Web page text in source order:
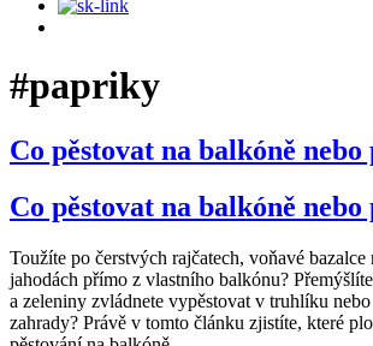
#papriky
Co pěstovat na balkóně nebo
Co pěstovat na balkóně nebo
Toužíte po čerstvých rajčatech, voňavé bazalce
jahodách přímo z vlastního balkónu?
a zeleniny zvládnete vypěstovat v truhlíku
zahrady? Právě v tomto článku zjistíte, které